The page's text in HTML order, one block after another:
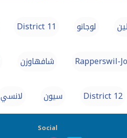
لوجانو District 11
Rapperswil- شافهاوزن
District 12 سيون لانسي
Social